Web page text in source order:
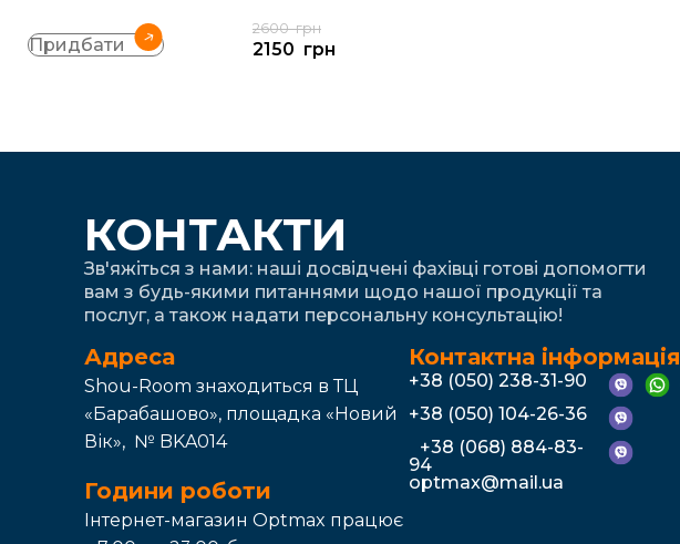
Придбати
2600грн
2150 грн
КОНТАКТИ
Зв'яжіться з нами: наші досвідчені фахівці готові допомогти
вам з будь-якими питаннями щодо нашої продукції та
послуг, а також надати персональну консультацію!
Адреса
Shou-Room знаходиться в ТЦ
«Барабашово», площадка «Новий
Вік», № BKA014
Години роботи
Інтернет-магазин Optmax працює
Контактна інформація
+38 (050) 238-31-90
+38 (050) 104-26-36
+38 (068) 884-83-
94
optmax@mail.ua